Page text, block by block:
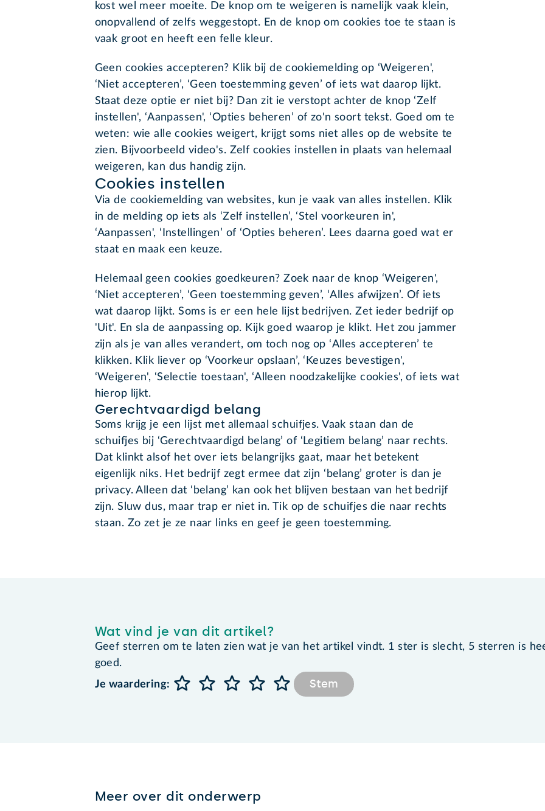
kost wel meer moeite. De knop om te weigeren is namelijk vaak klein,
onopvallend of zelfs weggestopt. En de knop om cookies toe te staan is
vaak groot en heeft een felle kleur.
Geen cookies accepteren? Klik bij de cookiemelding op ‘Weigeren',
‘Niet accepteren’, ‘Geen toestemming geven’ of iets wat daarop lijkt.
Staat deze optie er niet bij? Dan zit ie verstopt achter de knop ‘Zelf
instellen', ‘Aanpassen', ‘Opties beheren’ of zo'n soort tekst. Goed om te
weten: wie alle cookies weigert, krijgt soms niet alles op de website te
zien. Bijvoorbeeld video's. Zelf cookies instellen in plaats van helemaal
weigeren, kan dus handig zijn.
Cookies instellen
Via de cookiemelding van websites, kun je vaak van alles instellen. Klik
in de melding op iets als ‘Zelf instellen’, ‘Stel voorkeuren in',
‘Aanpassen', ‘Instellingen’ of ‘Opties beheren’. Lees daarna goed wat er
staat en maak een keuze.
Helemaal geen cookies goedkeuren? Zoek naar de knop ‘Weigeren',
‘Niet accepteren’, ‘Geen toestemming geven’, ‘Alles afwijzen’. Of iets
wat daarop lijkt. Soms is er een hele lijst bedrijven. Zet ieder bedrijf op
'Uit'. En sla de aanpassing op. Kijk goed waarop je klikt. Het zou jammer
zijn als je van alles verandert, om toch nog op ‘Alles accepteren’ te
klikken. Klik liever op ‘Voorkeur opslaan’, ‘Keuzes bevestigen',
‘Weigeren', ‘Selectie toestaan', ‘Alleen noodzakelijke cookies', of iets wat
hierop lijkt.
Gerechtvaardigd belang
Soms krijg je een lijst met allemaal schuifjes. Vaak staan dan de
schuifjes bij ‘Gerechtvaardigd belang’ of ‘Legitiem belang’ naar rechts.
Dat klinkt alsof het over iets belangrijks gaat, maar het betekent
eigenlijk niks. Het bedrijf zegt ermee dat zijn ‘belang’ groter is dan je
privacy. Alleen dat ‘belang’ kan ook het blijven bestaan van het bedrijf
zijn. Sluw dus, maar trap er niet in. Tik op de schuifjes die naar rechts
staan. Zo zet je ze naar links en geef je geen toestemming.
Wat vind je van dit artikel?
Geef sterren om te laten zien wat je van het artikel vindt. 1 ster is slecht, 5 sterren is
goed.
Je waardering:
Stem
Meer over dit onderwerp